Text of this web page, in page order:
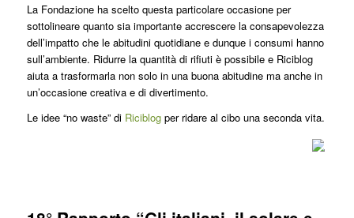
La Fondazione ha scelto questa particolare occasione per
sottolineare quanto sia importante accrescere la consapevolezza
dell’impatto che le abitudini quotidiane e dunque i consumi hanno
sull’ambiente. Ridurre la quantità di rifiuti è possibile e Riciblog
aiuta a trasformarla non solo in una buona abitudine ma anche in
un’occasione creativa e di divertimento.
Le idee “no waste” di Riciblogper ridare al cibo una seconda vita.